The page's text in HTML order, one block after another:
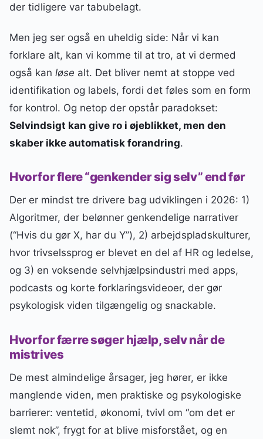
der tidligere var tabubelagt.
Men jeg ser også en uheldig side: Når vi kan
forklare alt, kan vi komme til at tro, at vi dermed
også kan løse alt. Det bliver nemt at stoppe ved
identifikation og labels, fordi det føles som en form
for kontrol. Og netop der opstår paradokset:
Selvindsigt kan give ro i øjeblikket, men den
skaber ikke automatisk forandring.
Hvorfor flere “genkender sig selv” end før
Der er mindst tre drivere bag udviklingen i 2026: 1)
Algoritmer, der belønner genkendelige narrativer
(“Hvis du gør X, har du Y”), 2) arbejdspladskulturer,
hvor trivselssprog er blevet en del af HR og ledelse,
og 3) en voksende selvhjælpsindustri med apps,
podcasts og korte forklaringsvideoer, der gør
psykologisk viden tilgængelig og snackable.
Hvorfor færre søger hjælp, selv når de
mistrives
De mest almindelige årsager, jeg hører, er ikke
manglende viden, men praktiske og psykologiske
barrierer: ventetid, økonomi, tvivl om “om det er
slemt nok”, frygt for at blive misforstået, og en